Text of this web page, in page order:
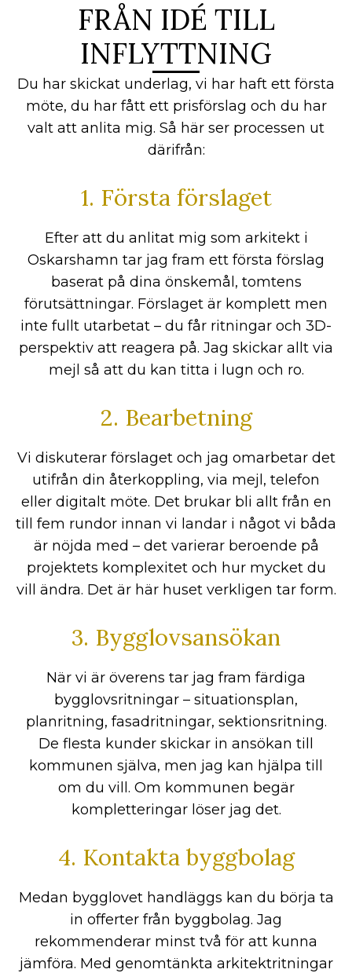
FRÅN IDÉ TILL
INFLYTTNING
Du har skickat underlag, vi har haft ett första
möte, du har fått ett prisförslag och du har
valt att anlita mig. Så här ser processen ut
därifrån:
1. Första förslaget
Efter att du anlitat mig som arkitekt i
Oskarshamn tar jag fram ett första förslag
baserat på dina önskemål, tomtens
förutsättningar. Förslaget är komplett men
inte fullt utarbetat – du får ritningar och 3D-
perspektiv att reagera på. Jag skickar allt via
mejl så att du kan titta i lugn och ro.
2. Bearbetning
Vi diskuterar förslaget och jag omarbetar det
utifrån din återkoppling, via mejl, telefon
eller digitalt möte. Det brukar bli allt från en
till fem rundor innan vi landar i något vi båda
är nöjda med – det varierar beroende på
projektets komplexitet och hur mycket du
vill ändra. Det är här huset verkligen tar form.
3. Bygglovsansökan
När vi är överens tar jag fram färdiga
bygglovsritningar – situationsplan,
planritning, fasadritningar, sektionsritning.
De flesta kunder skickar in ansökan till
kommunen själva, men jag kan hjälpa till
om du vill. Om kommunen begär
kompletteringar löser jag det.
4. Kontakta byggbolag
Medan bygglovet handläggs kan du börja ta
in offerter från byggbolag. Jag
rekommenderar minst två för att kunna
jämföra. Med genomtänkta arkitektritningar